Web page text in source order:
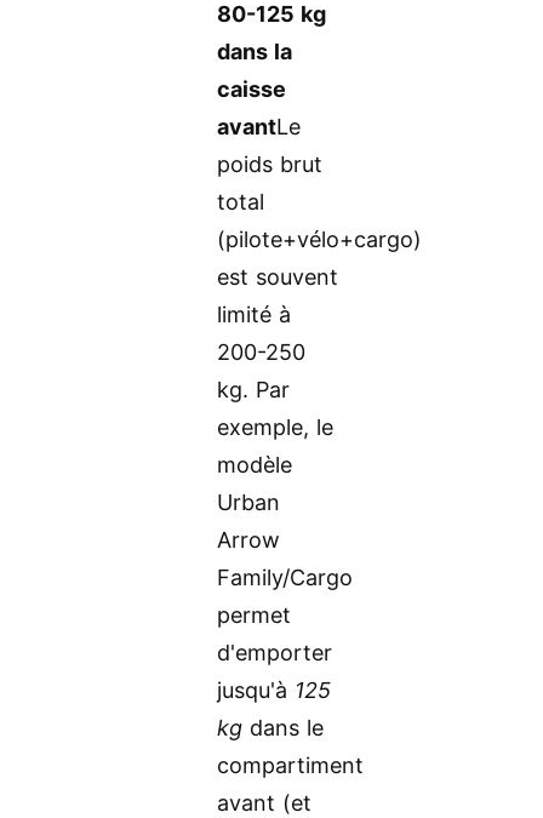
80-125 kg
dans la
caisse
avantLe
poids brut
total
(pilote+vélo+cargo)
est souvent
limité à
200-250
kg. Par
exemple, le
modèle
Urban
Arrow
Family/Cargo
permet
d'emporter
jusqu'à 125
kg dans le
compartiment
avant (et